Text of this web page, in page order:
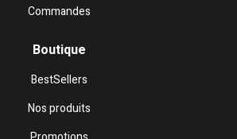
Commandes
Boutique
BestSellers
Nos produits